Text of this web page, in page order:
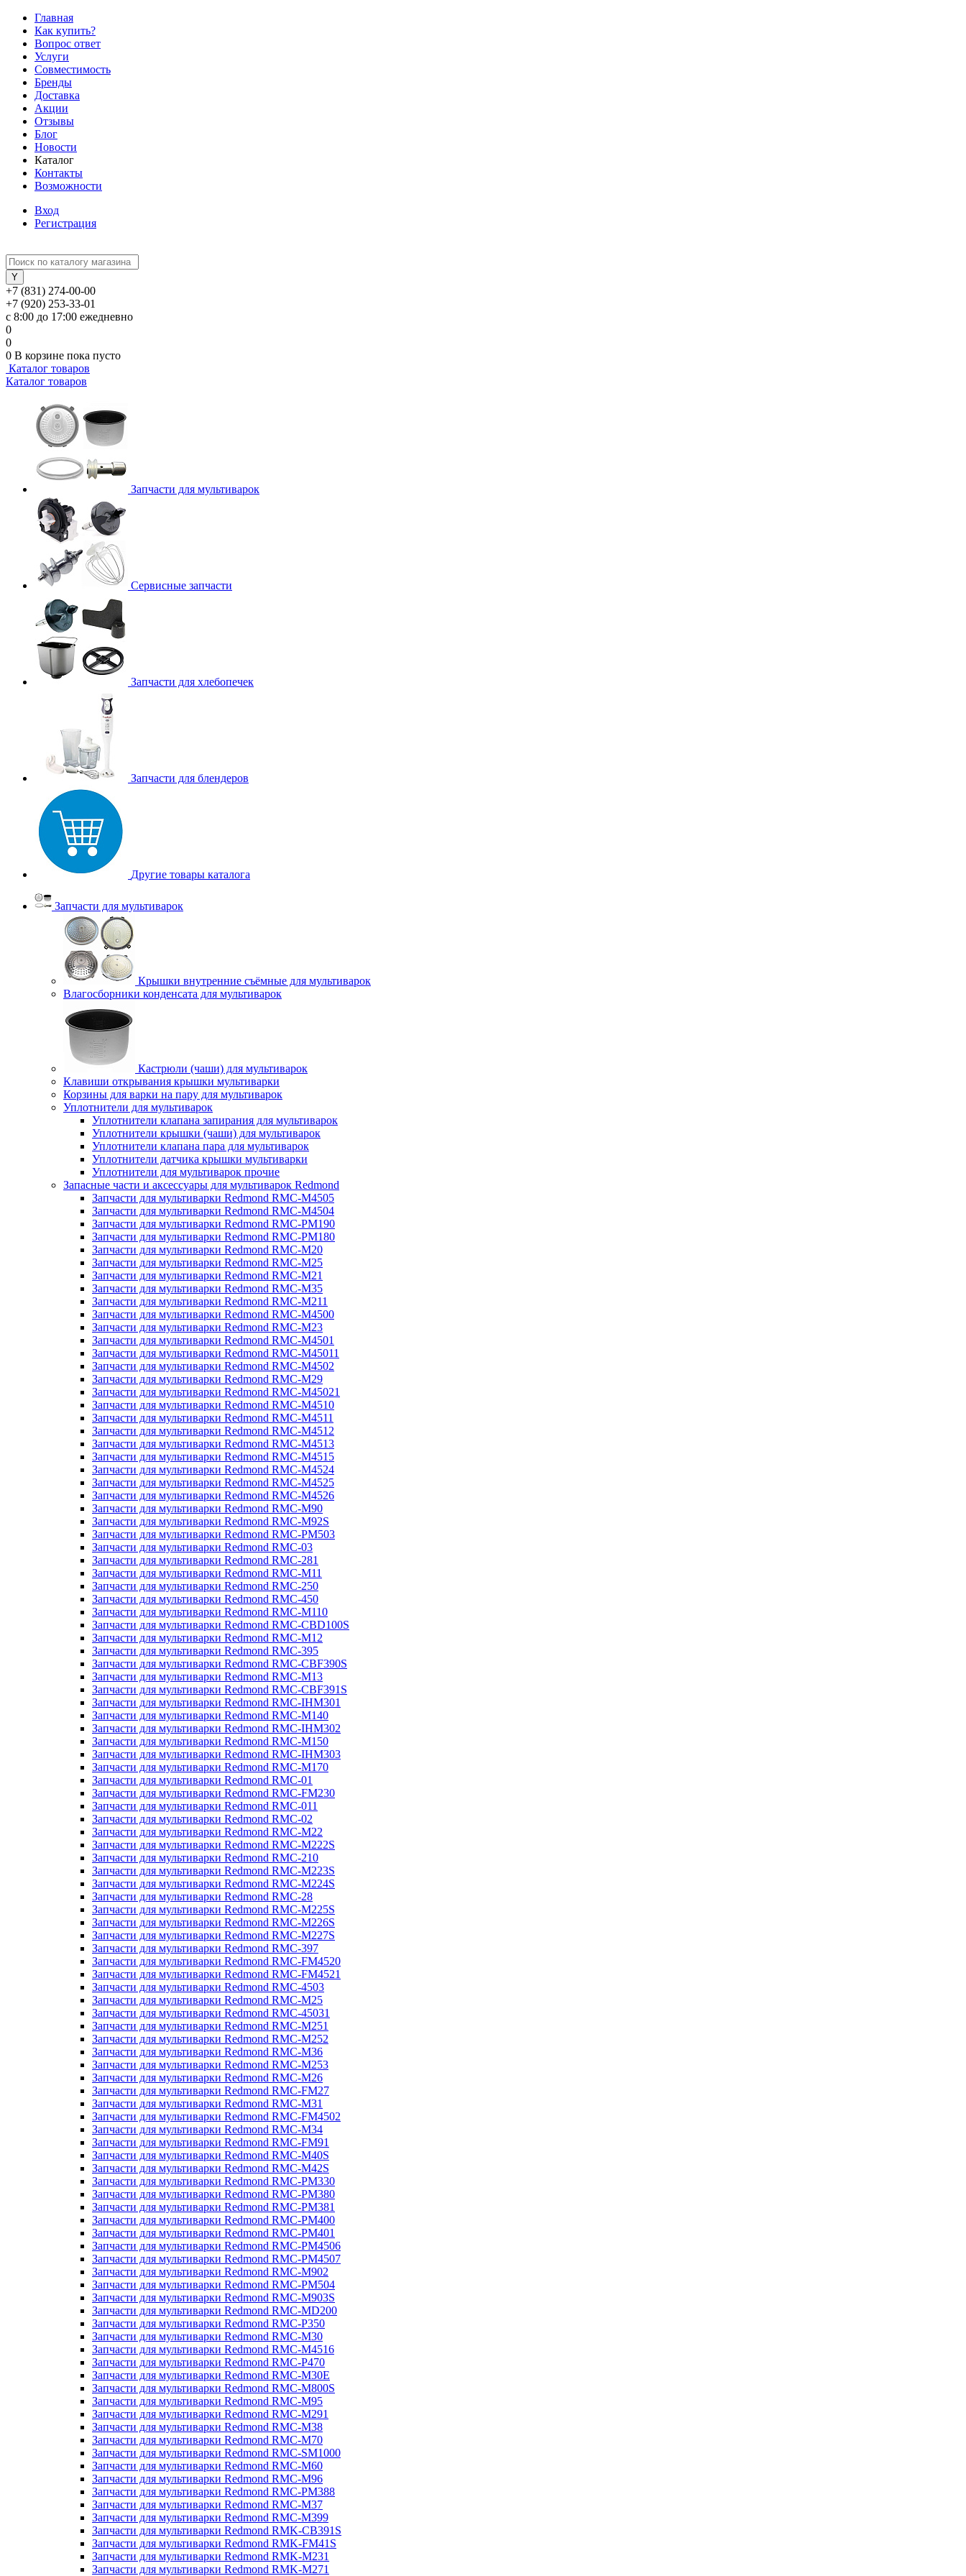
Главная
Как купить?
Вопрос ответ
Услуги
Совместимость
Бренды
Доставка
Акции
Отзывы
Блог
Новости
Каталог
Контакты
Возможности
Вход
Регистрация
+7 (831) 274-00-00
+7 (920) 253-33-01
с 8:00 до 17:00 ежедневно
0
0
0 В корзине пока пусто
Каталог товаров
Каталог товаров
Запчасти для мультиварок
Сервисные запчасти
Запчасти для хлебопечек
Запчасти для блендеров
Другие товары каталога
Запчасти для мультиварок
Крышки внутренние съёмные для мультиварок
Влагосборники конденсата для мультиварок
Кастрюли (чаши) для мультиварок
Клавиши открывания крышки мультиварки
Корзины для варки на пару для мультиварок
Уплотнители для мультиварок
Уплотнители клапана запирания для мультиварок
Уплотнители крышки (чаши) для мультиварок
Уплотнители клапана пара для мультиварок
Уплотнители датчика крышки мультиварки
Уплотнители для мультиварок прочие
Запасные части и аксессуары для мультиварок Redmond
Запчасти для мультиварки Redmond RMC-M4505
Запчасти для мультиварки Redmond RMC-M4504
Запчасти для мультиварки Redmond RMC-PM190
Запчасти для мультиварки Redmond RMC-PM180
Запчасти для мультиварки Redmond RMC-M20
Запчасти для мультиварки Redmond RMC-M25
Запчасти для мультиварки Redmond RMC-M21
Запчасти для мультиварки Redmond RMC-M35
Запчасти для мультиварки Redmond RMC-M211
Запчасти для мультиварки Redmond RMC-M4500
Запчасти для мультиварки Redmond RMC-M23
Запчасти для мультиварки Redmond RMC-M4501
Запчасти для мультиварки Redmond RMC-M45011
Запчасти для мультиварки Redmond RMC-M4502
Запчасти для мультиварки Redmond RMC-M29
Запчасти для мультиварки Redmond RMC-M45021
Запчасти для мультиварки Redmond RMC-M4510
Запчасти для мультиварки Redmond RMC-M4511
Запчасти для мультиварки Redmond RMC-M4512
Запчасти для мультиварки Redmond RMC-M4513
Запчасти для мультиварки Redmond RMC-M4515
Запчасти для мультиварки Redmond RMC-M4524
Запчасти для мультиварки Redmond RMC-M4525
Запчасти для мультиварки Redmond RMC-M4526
Запчасти для мультиварки Redmond RMC-M90
Запчасти для мультиварки Redmond RMC-M92S
Запчасти для мультиварки Redmond RMC-PM503
Запчасти для мультиварки Redmond RMC-03
Запчасти для мультиварки Redmond RMC-281
Запчасти для мультиварки Redmond RMC-M11
Запчасти для мультиварки Redmond RMC-250
Запчасти для мультиварки Redmond RMC-450
Запчасти для мультиварки Redmond RMC-M110
Запчасти для мультиварки Redmond RMC-CBD100S
Запчасти для мультиварки Redmond RMC-M12
Запчасти для мультиварки Redmond RMC-395
Запчасти для мультиварки Redmond RMC-CBF390S
Запчасти для мультиварки Redmond RMC-M13
Запчасти для мультиварки Redmond RMC-CBF391S
Запчасти для мультиварки Redmond RMC-IHM301
Запчасти для мультиварки Redmond RMC-M140
Запчасти для мультиварки Redmond RMC-IHM302
Запчасти для мультиварки Redmond RMC-M150
Запчасти для мультиварки Redmond RMC-IHM303
Запчасти для мультиварки Redmond RMC-M170
Запчасти для мультиварки Redmond RMC-01
Запчасти для мультиварки Redmond RMC-FM230
Запчасти для мультиварки Redmond RMC-011
Запчасти для мультиварки Redmond RMC-02
Запчасти для мультиварки Redmond RMC-M22
Запчасти для мультиварки Redmond RMC-M222S
Запчасти для мультиварки Redmond RMC-210
Запчасти для мультиварки Redmond RMC-M223S
Запчасти для мультиварки Redmond RMC-M224S
Запчасти для мультиварки Redmond RMC-28
Запчасти для мультиварки Redmond RMC-M225S
Запчасти для мультиварки Redmond RMC-M226S
Запчасти для мультиварки Redmond RMC-M227S
Запчасти для мультиварки Redmond RMC-397
Запчасти для мультиварки Redmond RMC-FM4520
Запчасти для мультиварки Redmond RMC-FM4521
Запчасти для мультиварки Redmond RMC-4503
Запчасти для мультиварки Redmond RMC-M25
Запчасти для мультиварки Redmond RMC-45031
Запчасти для мультиварки Redmond RMC-M251
Запчасти для мультиварки Redmond RMC-M252
Запчасти для мультиварки Redmond RMC-M36
Запчасти для мультиварки Redmond RMC-M253
Запчасти для мультиварки Redmond RMC-M26
Запчасти для мультиварки Redmond RMC-FM27
Запчасти для мультиварки Redmond RMC-M31
Запчасти для мультиварки Redmond RMC-FM4502
Запчасти для мультиварки Redmond RMC-M34
Запчасти для мультиварки Redmond RMC-FM91
Запчасти для мультиварки Redmond RMC-M40S
Запчасти для мультиварки Redmond RMC-M42S
Запчасти для мультиварки Redmond RMC-PM330
Запчасти для мультиварки Redmond RMC-PM380
Запчасти для мультиварки Redmond RMC-PM381
Запчасти для мультиварки Redmond RMC-PM400
Запчасти для мультиварки Redmond RMC-PM401
Запчасти для мультиварки Redmond RMC-PM4506
Запчасти для мультиварки Redmond RMC-PM4507
Запчасти для мультиварки Redmond RMC-M902
Запчасти для мультиварки Redmond RMC-PM504
Запчасти для мультиварки Redmond RMC-M903S
Запчасти для мультиварки Redmond RMC-MD200
Запчасти для мультиварки Redmond RMC-P350
Запчасти для мультиварки Redmond RMC-M30
Запчасти для мультиварки Redmond RMC-M4516
Запчасти для мультиварки Redmond RMC-P470
Запчасти для мультиварки Redmond RMC-M30E
Запчасти для мультиварки Redmond RMC-M800S
Запчасти для мультиварки Redmond RMC-M95
Запчасти для мультиварки Redmond RMC-M291
Запчасти для мультиварки Redmond RMC-M38
Запчасти для мультиварки Redmond RMC-M70
Запчасти для мультиварки Redmond RMC-SM1000
Запчасти для мультиварки Redmond RMC-M60
Запчасти для мультиварки Redmond RMC-M96
Запчасти для мультиварки Redmond RMC-PM388
Запчасти для мультиварки Redmond RMC-M37
Запчасти для мультиварки Redmond RMC-M399
Запчасти для мультиварки Redmond RMK-CB391S
Запчасти для мультиварки Redmond RMK-FM41S
Запчасти для мультиварки Redmond RMK-M231
Запчасти для мультиварки Redmond RMK-M271